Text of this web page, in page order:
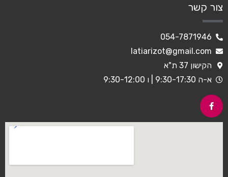
צור קשר
054-7871946
latiarizot@gmail.com
הקישון 37 ת"א
א-ה 9:30-17:30 | ו 9:30-12:00